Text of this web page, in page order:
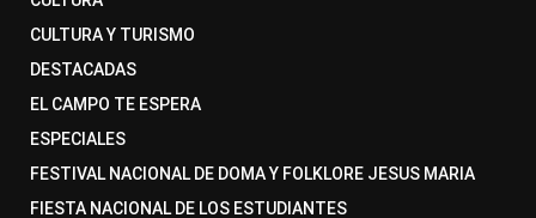
CULTURA Y TURISMO
DESTACADAS
EL CAMPO TE ESPERA
ESPECIALES
FESTIVAL NACIONAL DE DOMA Y FOLKLORE JESUS MARIA
FIESTA NACIONAL DE LOS ESTUDIANTES